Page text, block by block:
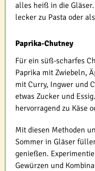
alles heiß in die
lecker zu Pasta oder
Paprika-Chutney
Für ein süß-scharfes
Paprika mit Zwiebeln,
mit Curry, Ingwer und
etwas Zucker und
hervorragend zu Käse
Mit diesen Methoden
Sommer in Gläser
genießen.
Gewürzen und